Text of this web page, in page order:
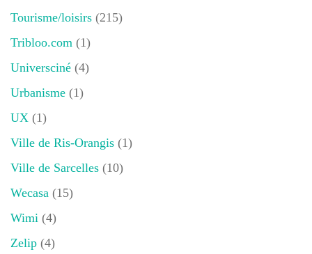
Tourisme/loisirs (215)
Tribloo.com (1)
Universciné (4)
Urbanisme (1)
UX (1)
Ville de Ris-Orangis (1)
Ville de Sarcelles (10)
Wecasa (15)
Wimi (4)
Zelip (4)